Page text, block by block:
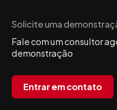
Solicite uma
Fale com um consultor
demonstração
Entrar em contato